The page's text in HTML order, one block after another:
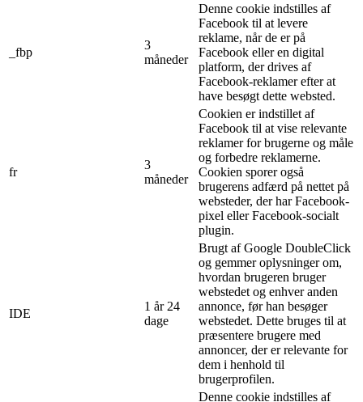
_fbp
3
måneder
Denne cookie indstilles af
Facebook til at levere
reklame, når de er på
Facebook eller en digital
platform, der drives af
Facebook-reklamer efter at
have besøgt dette websted.
fr
3
måneder
Cookien er indstillet af
Facebook til at vise relevante
reklamer for brugerne og måle
og forbedre reklamerne.
Cookien sporer også
brugerens adfærd på nettet på
websteder, der har Facebook-
pixel eller Facebook-socialt
plugin.
IDE
1 år 24
dage
Brugt af Google DoubleClick
og gemmer oplysninger om,
hvordan brugeren bruger
webstedet og enhver anden
annonce, før han besøger
webstedet. Dette bruges til at
præsentere brugere med
annoncer, der er relevante for
dem i henhold til
brugerprofilen.
Denne cookie indstilles af